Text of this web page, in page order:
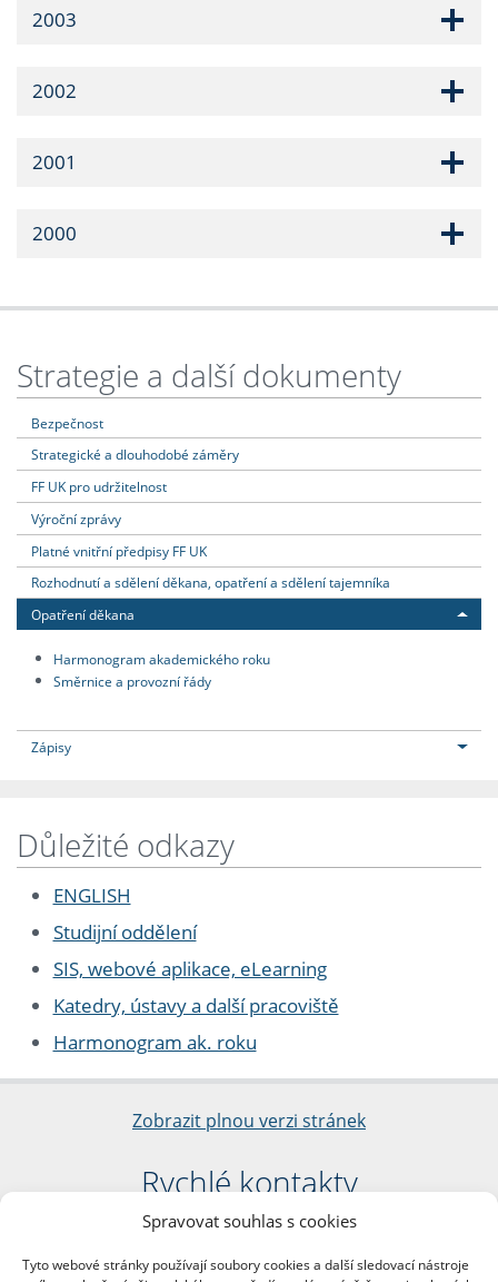
Spravovat souhlas s cookies
Tyto webové stránky používají soubory cookies a další sledovací nástroje
2003
2002
2001
2000
Strategie a další dokumenty
Bezpečnost
Strategické a dlouhodobé záměry
FF UK pro udržitelnost
Výroční zprávy
Platné vnitřní předpisy FF UK
Rozhodnutí a sdělení děkana, opatření a sdělení tajemníka
Opatření děkana
Harmonogram akademického roku
Směrnice a provozní řády
Zápisy
Důležité odkazy
ENGLISH
Studijní oddělení
SIS, webové aplikace, eLearning
Katedry, ústavy a další pracoviště
Harmonogram ak. roku
Zobrazit plnou verzi stránek
Rychlé kontakty
Filozofická fakulta
nám. Jana Palacha 1/2